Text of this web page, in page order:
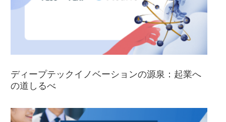
ディープテックイノベーションの源泉：起業へ
の道しるべ